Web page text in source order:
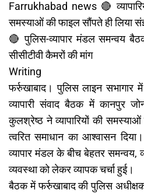
Farrukhabad news 🔴
समस्याओं की फाइल सौंपते ही लिया
🔴 पुलिस-व्यापार मंडल समन्वय
सीसीटीवी कैमरों की मांग
Writing
फर्रुखाबाद। पुलिस लाइन सभागार
व्यापारी संवाद बैठक में कानपुर
कुलश्रेष्ठ ने व्यापारियों की
त्वरित समाधान का आश्वासन
व्यापार मंडल के बीच बेहतर समन्वय,
व्यवस्था को लेकर व्यापक चर्चा हुई।
बैठक में फर्रुखाबाद की पुलिस